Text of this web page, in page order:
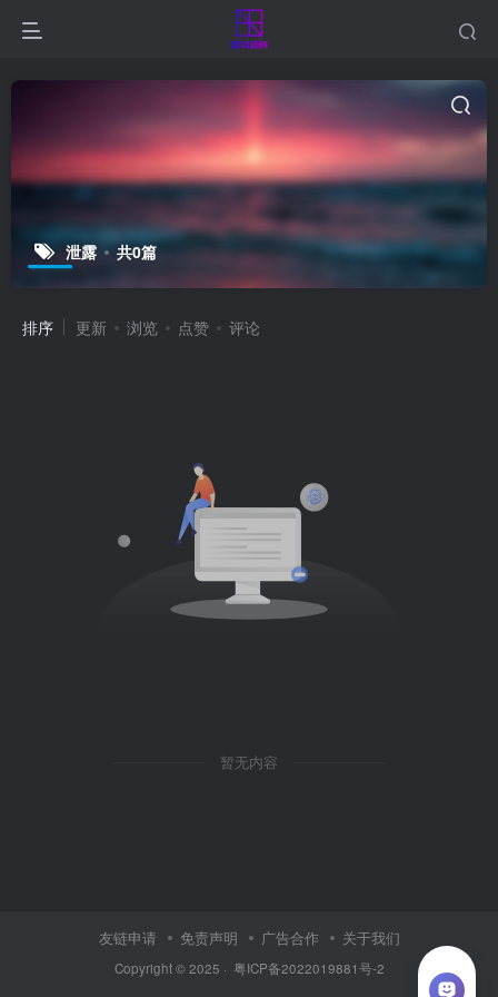
泄露 共0篇
排序 更新 浏览 点赞 评论
暂无内容
友链申请 免责声明 广告合作 关于我们
Copyright © 2025 · 粤ICP备2022019881号-2